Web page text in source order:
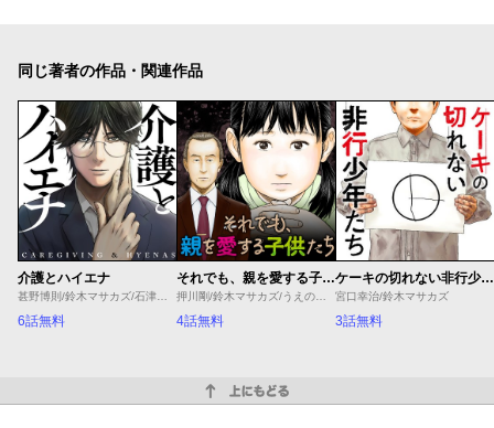
同じ著者の作品・関連作品
介護とハイエナ
6話無料
それでも、親を愛する子供たち
4話無料
ケーキの切れない非行少年たち
宮口幸治/鈴木マサカズ
3話無料